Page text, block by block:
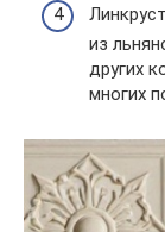
из
других
многих